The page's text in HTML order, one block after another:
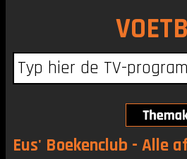
Eus' Boekenclub - Alle